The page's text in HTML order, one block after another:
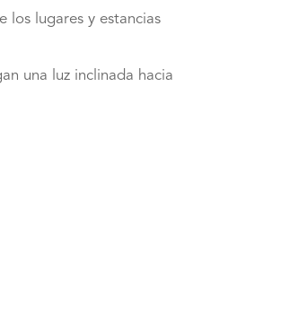
los lugares y estancias
una luz inclinada hacia